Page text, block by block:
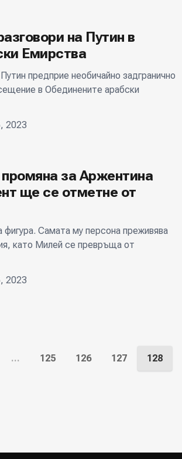
на Путин в
Емирства
предприе необичайно задгранично
в Обединените арабски
2023
за Аржентина
ще се отметне от
Самата му персона преживява
като Милей се превръща от
2023
... 125 126 127 128